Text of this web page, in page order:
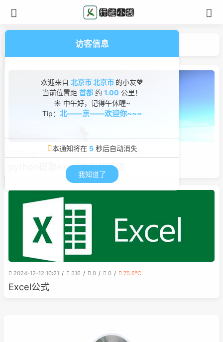
2025-08-22 15:21 212 0 2 49.2℃
python提取excel中的超链接
2024-12-12 10:21 516 0 0 75.6℃
Excel公式
访客信息
欢迎来自 北京市 北京市 的小友💖
当前位置距 首都 约 1.00 公里！
☀ 中午好，记得午休喔~
Tip： 北——京——欢迎你~~~
本通知将在 5秒后自动消失
我知道了